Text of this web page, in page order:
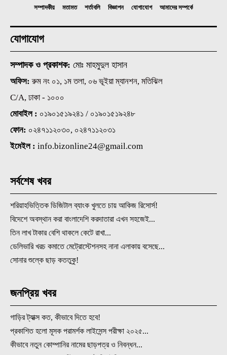
সম্পাদকীয় মতামত শর্তাবলি বিজ্ঞাপন যোগাযোগ আমাদের সম্পর্কে
যোগাযোগ
সম্পাদক ও প্রকাশক: মোঃ মাহমুদুল হাসান
অফিস:রুম নং ০১, ১ম তলা, ০৬ ভূইয়া ম্যানশন, মতিঝিল
C/A, ঢাকা - ১০০০
মোবাইল : ০১৯০১৫১৯২৪১ / ০১৯০১৫১৯২৪৮
ফোন: ০২৪৭১১২০৩০, ০২৪৭১১২০৩১
ইমেইল : info.bizonline24@gmail.com
সর্বশেষ খবর
শরিয়াহভিত্তিক ডিজিটাল ব্যাংক খুলতে চায় আকিজ রিসোর্স!
বিদেশে অবস্থান করা বাংলাদেশি করদাতারা এখন সহজেই...
তিন লাখ টাকার বেশি থাকলে কেটে রাখা...
ডেলিভারি খরচ কমাতে মেট্রোস্টেশনসহ নানা এলাকায় বসেছে...
সোনার শুল্কে ছাড় কততুকু!
জনপ্রিয় খবর
গাড়ির ট্যাক্স কত, কীভাবে দিতে হবে!
প্রকাশিত হলো মূসক পরামর্শক লাইসেন্স পরীক্ষা ২০২৫...
কীভাবে নতুন কোম্পানির নামের ছাড়পত্র ও নিবন্ধন...